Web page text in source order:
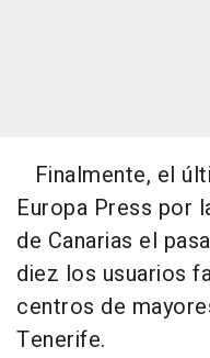
Finalmente, el
Europa Press por
de Canarias el
diez los usuarios
centros de
Tenerife.